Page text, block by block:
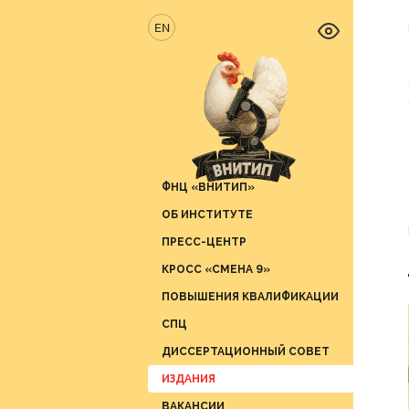
EN
ФНЦ «ВНИТИП»
ОБ ИНСТИТУТЕ
ПРЕСС-ЦЕНТР
КРОСС «СМЕНА 9»
ПОВЫШЕНИЯ КВАЛИФИКАЦИИ
СПЦ
ДИССЕРТАЦИОННЫЙ СОВЕТ
ИЗДАНИЯ
ВАКАНСИИ